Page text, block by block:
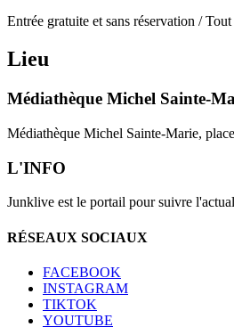
Entrée gratuite et sans réservation /
Lieu
Médiathèque Michel Sainte-
Médiathèque Michel Sainte-Marie,
L'INFO
Junklive est le portail pour suivre
RÉSEAUX SOCIAUX
FACEBOOK
INSTAGRAM
TIKTOK
YOUTUBE